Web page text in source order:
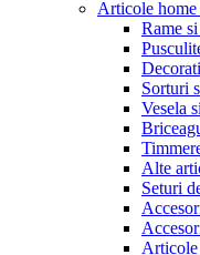
Articole
Rame
Sorturi
Vesela
Alte
Seturi
Articole